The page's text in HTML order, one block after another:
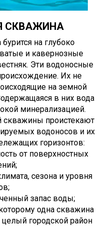
СКВАЖИНА
на глубоко
и кавернозные
Эти водоносные
Их не
на земной
в них вода
минерализацией.
скважины проистекают
водоносов и их
горизонтов:
от поверхностных
сезона и уровня
запас воды;
одна скважина
городской район